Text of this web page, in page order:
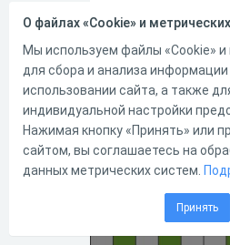
0
Мини№6
О файлах «Cookie» и
Мы используем файлы «Cookie»
для сбора и анализа
использовании сайта, а также
индивидуальной настройки
Нажимая кнопку «Принять» или
сайтом, вы соглашаетесь на
данных метрических систем.
Принять